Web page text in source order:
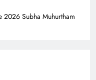
Subha Muhurtham